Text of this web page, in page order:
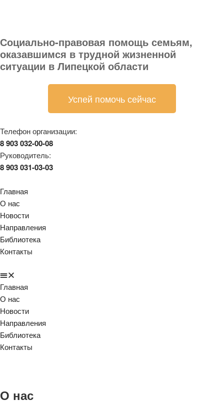
Социально-правовая помощь семьям,
оказавшимся в трудной жизненной
ситуации в Липецкой области
Успей помочь сейчас
Телефон организации:
8 903 032-00-08
Руководитель:
8 903 031-03-03
Главная
О нас
Новости
Направления
Библиотека
Контакты
Главная
О нас
Новости
Направления
Библиотека
Контакты
О нас